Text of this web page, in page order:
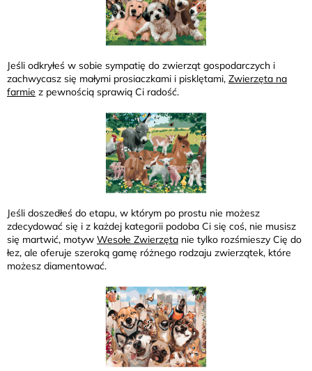
Jeśli odkryłeś w sobie sympatię do zwierząt gospodarczych i
zachwycasz się małymi prosiaczkami i pisklętami, Zwierzęta na
farmie z pewnością sprawią Ci radość.
Jeśli doszedłeś do etapu, w którym po prostu nie możesz
zdecydować się i z każdej kategorii podoba Ci się coś, nie musisz
się martwić, motyw Wesołe Zwierzęta nie tylko rozśmieszy Cię do
łez, ale oferuje szeroką gamę różnego rodzaju zwierzątek, które
możesz diamentować.